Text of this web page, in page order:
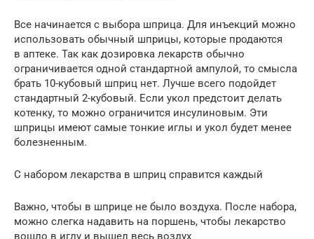
Все начинается с выбора шприца. Для инъекций можно
использовать обычный шприцы, которые продаются
в аптеке. Так как дозировка лекарств обычно
ограничивается одной стандартной ампулой, то смысла
брать 10-кубовый шприц нет. Лучше всего подойдет
стандартный 2-кубовый. Если укол предстоит делать
котенку, то можно ограничится инсулиновым. Эти
шприцы имеют самые тонкие иглы и укол будет менее
болезненным.
С набором лекарства в шприц справится каждый
Важно, чтобы в шприце не было воздуха. После набора,
можно слегка надавить на поршень, чтобы лекарство
вошло в иглу и вышел весь воздух